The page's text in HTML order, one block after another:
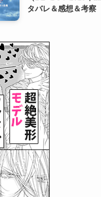
タバレ＆感想＆考察